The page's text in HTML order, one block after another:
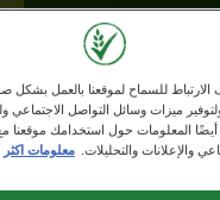
العناصر الغذائية
للنمو والتطور.
للسماح لموقعنا بالعمل بشكل
ميزات وسائل التواصل الاجتماعي
المعلومات حول استخدامك موقعنا
والإعلانات والتحليلات. معلومات اكثر